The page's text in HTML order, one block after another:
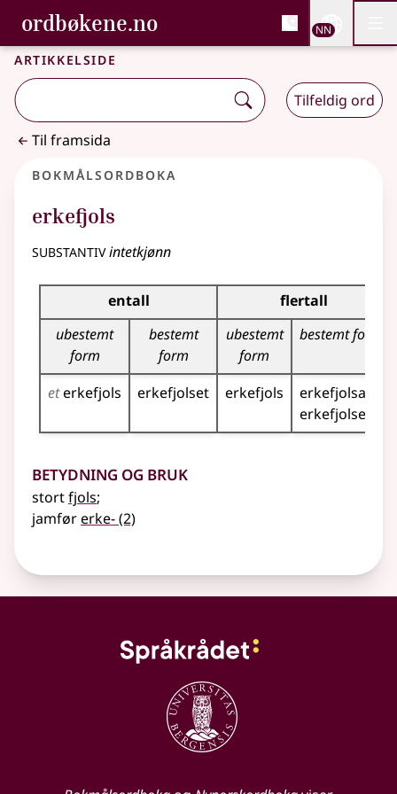
Gå til hovudinnhald
Tilgjenge
ordbøkene.no, Bokmålsordboka og
Bokmålsordboka og Nynorskordboka
NN
Artikkelside
Tilfeldig ord
Til framsida
Bokmålsordboka
erkefjols
substantivintetkjønn
Bøyingstabell for dette substantivet
entall
flertall
ubestemt
form
bestemt
form
ubestemt
form
bestemt form
eterkefjols erkefjolset erkefjols
erkefjolsa
erkefjolsene
Betydning og bruk
stortfjols;
jamførerke-(2)